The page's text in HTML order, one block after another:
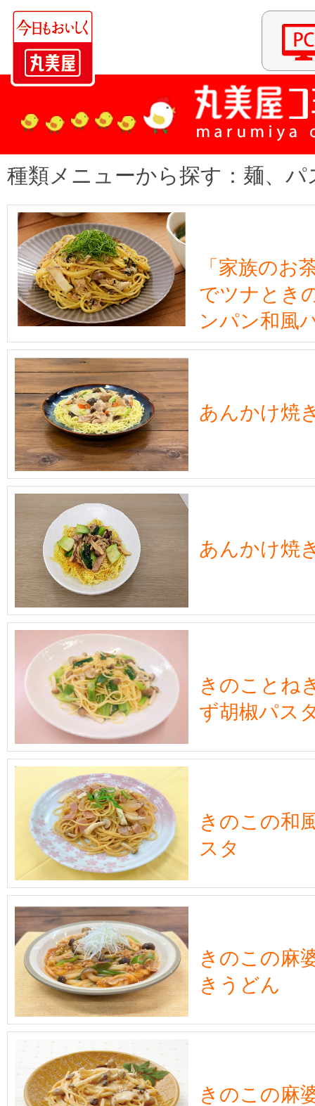
種類メニューから探す：麺、パ
「家族のお
でツナとき
ンパン和風
あんかけ焼
あんかけ焼
きのことね
ず胡椒パス
きのこの和
スタ
きのこの麻
きうどん
きのこの麻